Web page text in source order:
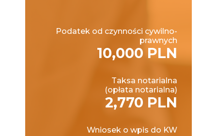
Podatek od czynności cywilno-
prawnych
10,000 PLN
Taksa notarialna
(opłata notarialna)
2,770 PLN
Wniosek o wpis do KW